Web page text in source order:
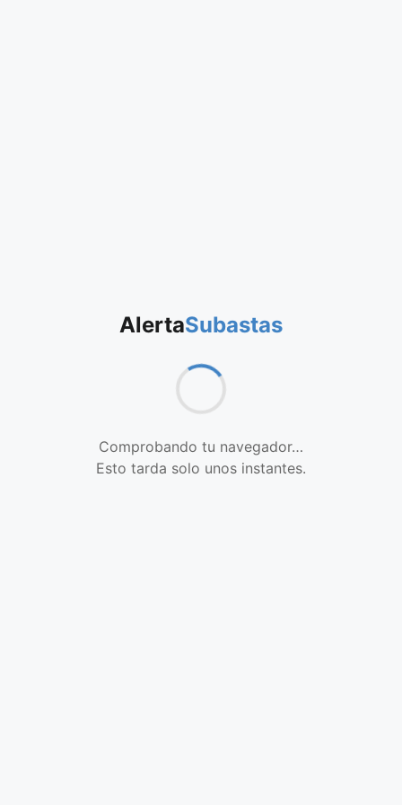
AlertaSubastas
Comprobando tu navegador…
Esto tarda solo unos instantes.